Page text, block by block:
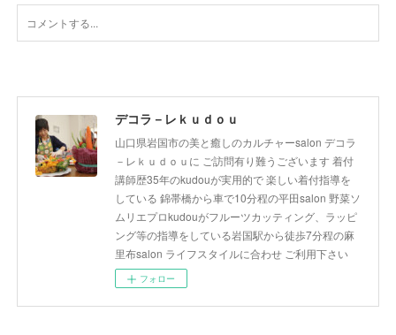
デコラ－レｋｕｄｏｕ
山口県岩国市の美と癒しのカルチャーsalon デコラ
－レｋｕｄｏｕに ご訪問有り難うございます 着付
講師歴35年のkudouが実用的で 楽しい着付指導を
している 錦帯橋から車で10分程の平田salon 野菜ソ
ムリエプロkudouがフルーツカッティング、ラッピ
ング等の指導をしている岩国駅から徒歩7分程の麻
里布salon ライフスタイルに合わせ ご利用下さい
フォロー